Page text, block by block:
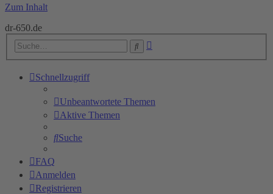
Zum Inhalt
dr-650.de
Suche
Schnellzugriff
Unbeantwortete Themen
Aktive Themen
Suche
FAQ
Anmelden
Registrieren